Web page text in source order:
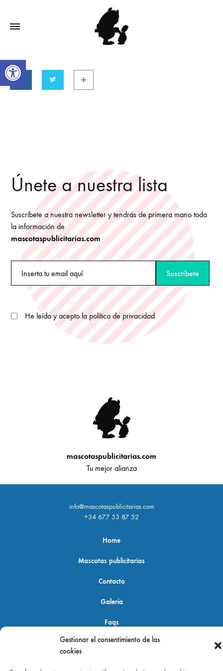
Abrir barra de herramientas
Gestionar el consentimiento de las
cookies
Únete a nuestra lista
Suscríbete a nuestra newsletter y tendrás de primera mano toda
la información de
mascotaspublicitarias.com
He leído y acepto la política de privacidad
mascotaspublicitarias.com
Tu mejor alianza
info@mascotaspublicitarias.com
+34 677 53 87 52
Home
Mascotas publicitarias
Contacto
Galería
Faqs